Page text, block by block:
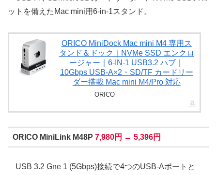
ットを備えたMac mini用6-in-1スタンド。
ORICO MiniDock Mac mini M4 専用ス
タンド＆ドック｜NVMe SSD エンクロ
ージャー｜6-IN-1 USB3.2 ハブ｜
10Gbps USB-A×2・SD/TF カードリー
ダー搭載 Mac mini M4/Pro 対応
ORICO
ORICO MiniLink M48P 7,980円 → 5,396円
USB 3.2 Gne 1 (5Gbps)接続で4つのUSB-Aポートと